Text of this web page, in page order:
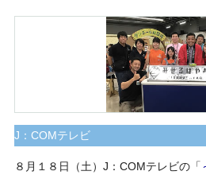
J：COMテレビ
８月１８日（土）J：COMテレビの「